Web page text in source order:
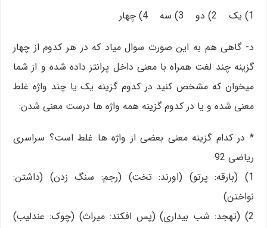
1) یک 2) دو 3) سه 4) چهار
د- گاهی هم به این صورت سوال میاد که در هر کدوم از چهار
گزینه چند لغت همراه با معنی داخل پرانتز داده شده و از شما
میخوان که مشخص کنید در کدوم گزینه یک یا چند واژه غلط
معنی شده و یا در کدوم گزینه همه واژه ها درست معنی شدن:
* در کدام گزینه معنی بعضی از واژه ها غلط است؟ سراسری
ریاضی 92
1) (بارقه: پرتو) (اورند: تخت) (رجم: سنگ زدن) (داشتن:
نواختن)
2) (تهجد: شب بیداری) (پس افکند: میراث) (چوک: عندلیب)